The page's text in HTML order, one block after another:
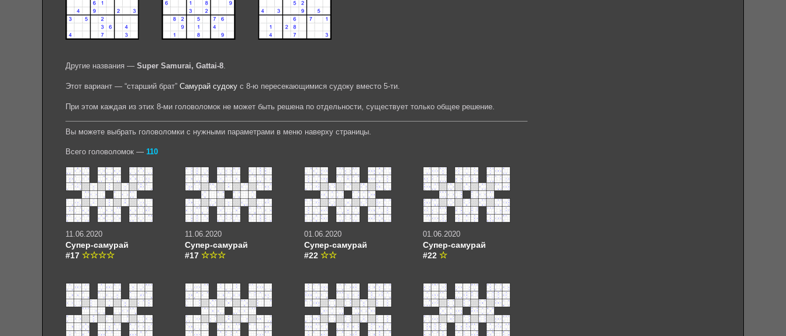
Другие названия — Super Samurai, Gattai-8.
Этот вариант — “старший брат” Самурай судоку с 8-ю пересекающимися судоку вместо 5-ти.
При этом каждая из этих 8-ми головоломок не может быть решена по отдельности, существует только общее решение.
Вы можете выбрать головоломки с нужными параметрами в меню наверху страницы.
Всего головоломок — 110
11.06.2020
Супер-самурай
#17
11.06.2020
Супер-самурай
#17
01.06.2020
Супер-самурай
#22
01.06.2020
Супер-самурай
#22